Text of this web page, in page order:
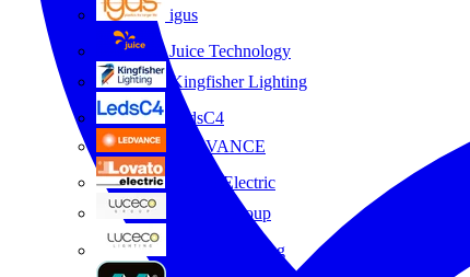
igus
Juice Technology
Kingfisher Lighting
LedsC4
LEDVANCE
Lovato Electric
Luceco Group
Luceco Lighting